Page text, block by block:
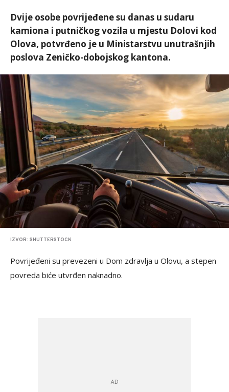
Dvije osobe povrijeđene su danas u sudaru
kamiona i putničkog vozila u mjestu Dolovi kod
Olova, potvrđeno je u Ministarstvu unutrašnjih
poslova Zeničko-dobojskog kantona.
IZVOR: SHUTTERSTOCK
Povrijeđeni su prevezeni u Dom zdravlja u Olovu, a stepen
povreda biće utvrđen naknadno.